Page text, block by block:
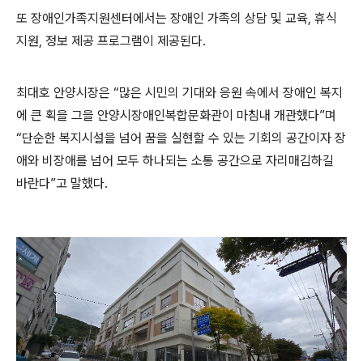
또 장애인가족지원센터에서는 장애인 가족의 상담 및 교육, 휴식
지원, 정보 제공 프로그램이 제공된다.
최대호 안양시장은 “많은 시민의 기대와 응원 속에서 장애인 복지
에 큰 획을 그을 안양시장애인복합문화관이 마침내 개관했다”며
“단순한 복지시설을 넘어 꿈을 실현할 수 있는 기회의 공간이자 장
애와 비장애를 넘어 모두 하나되는 소통 공간으로 자리매김하길
바란다”고 말했다.